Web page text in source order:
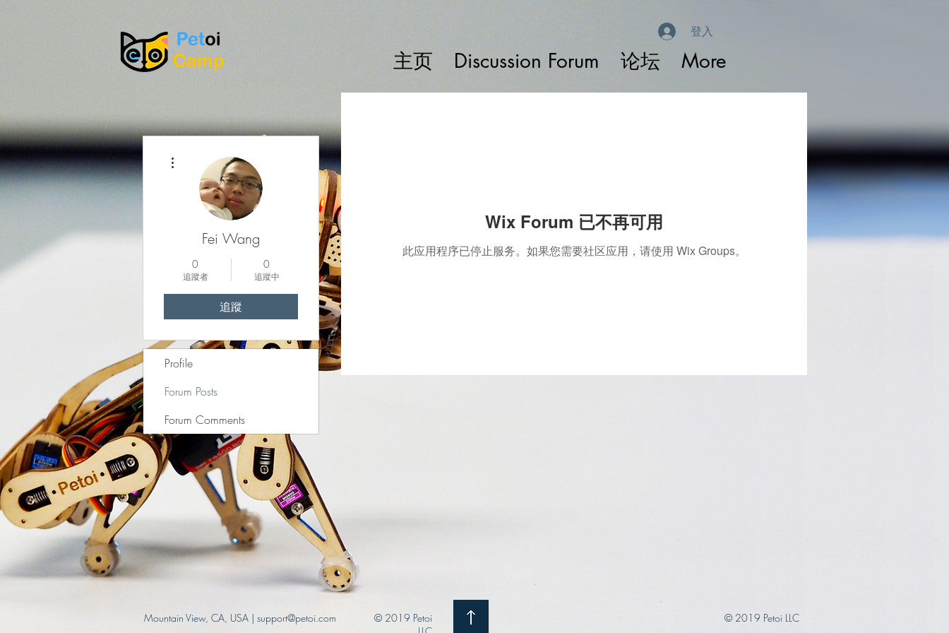
登入
主页 Discussion Forum 论坛 More
Wix Forum 已不再可用
此应用程序已停止服务。如果您需要社区应用，请使用 Wix Groups。
Fei Wang
0
追蹤者
0
追蹤中
追蹤
Profile
Forum Posts
Forum Comments
Mountain View, CA, USA | support@petoi.com
© 2019 Petoi
© 2019 Petoi LLC